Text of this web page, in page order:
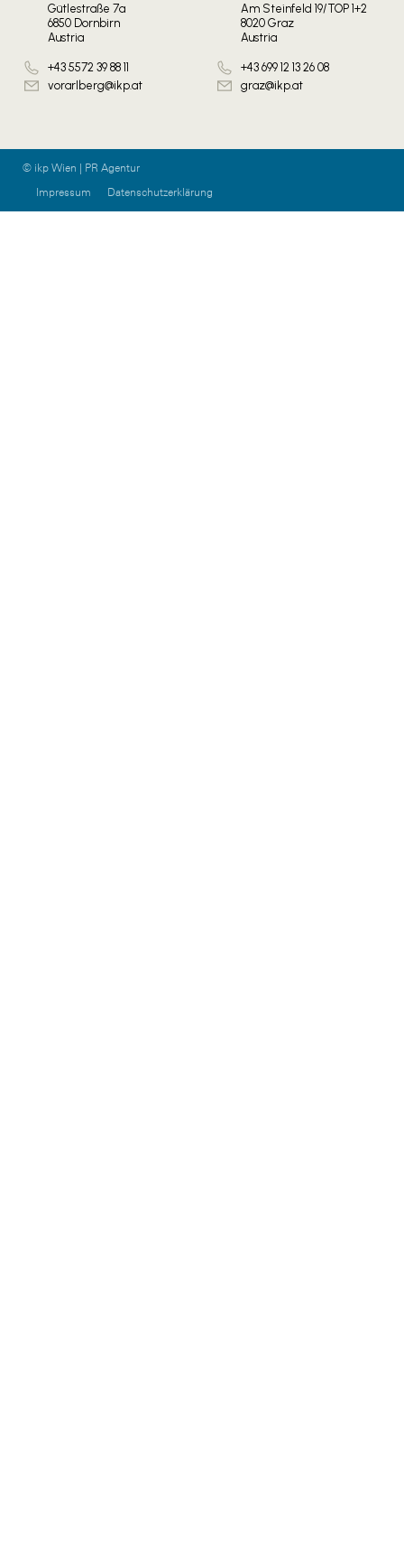
Gütlestraße 7a
6850 Dornbirn
Austria
+43 5572 39 88 11
vorarlberg@ikp.at
Am Steinfeld 19/TOP 1+2
8020 Graz
Austria
+43 699 12 13 26 08
graz@ikp.at
© ikp Wien | PR Agentur
Impressum
Datenschutzerklärung